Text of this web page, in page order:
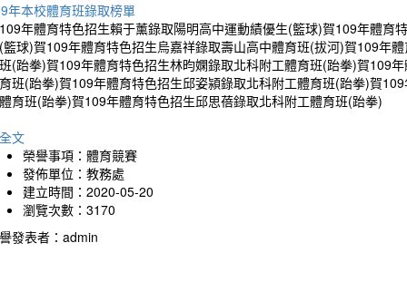
年本校體育班錄取榜單
年體育特色招生賴于薰錄取陽明高中運動績優生(籃球)賀109年體育
籃球)賀109年體育特色招生烏嘉祥錄取壽山高中體育班(拔河)賀109年
(跆拳)賀109年體育特色招生林昀嫻錄取北科附工體育班(跆拳)賀109
班(跆拳)賀109年體育特色招生邱姿潁錄取北科附工體育班(跆拳)賀
育班(跆拳)賀109年體育特色招生邱思蓓錄取北科附工體育班(跆拳)
文
榮譽事項：體育競賽
發佈單位：教務處
建立時間：2020-05-20
瀏覽次數：3170
發表者：admin